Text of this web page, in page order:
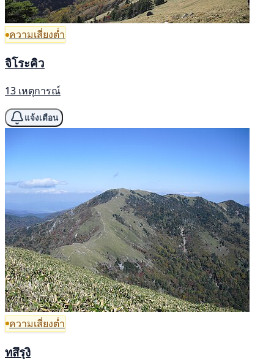
ความเสี่ยงต่ำ
จิโระคิว
13 เหตุการณ์
แจ้งเตือน
ความเสี่ยงต่ำ
ทสึรุงิ